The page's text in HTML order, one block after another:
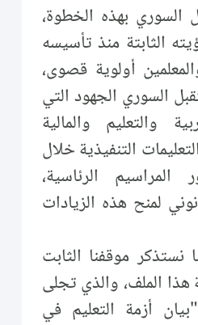
السوري بهذه الخطوة،
الثابتة منذ تأسيسه
أولوية قصوى،
السوري الجهود التي
والتعليم والمالية
التنفيذية خلال
الرئاسية،
لمنح هذه الزيادات
نستذكر موقفنا الثابت
هذا الملف، والذي تجلى
أزمة التعليم في